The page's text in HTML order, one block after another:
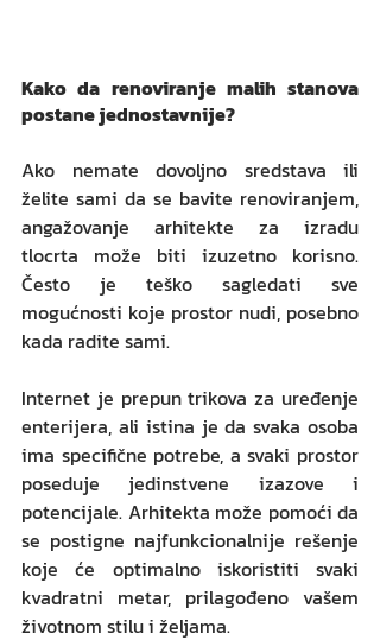
Kako da renoviranje malih stanova
postane jednostavnije?
Ako nemate dovoljno sredstava ili
želite sami da se bavite renoviranjem,
angažovanje arhitekte za izradu
tlocrta može biti izuzetno korisno.
Često je teško sagledati sve
mogućnosti koje prostor nudi, posebno
kada radite sami.
Internet je prepun trikova za uređenje
enterijera, ali istina je da svaka osoba
ima specifične potrebe, a svaki prostor
poseduje jedinstvene izazove i
potencijale. Arhitekta može pomoći da
se postigne najfunkcionalnije rešenje
koje će optimalno iskoristiti svaki
kvadratni metar, prilagođeno vašem
životnom stilu i željama.